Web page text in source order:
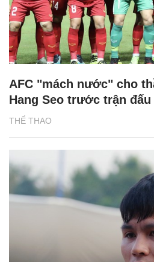
THỂ THAO
AFC "mách nước" cho
Hang Seo trước trận